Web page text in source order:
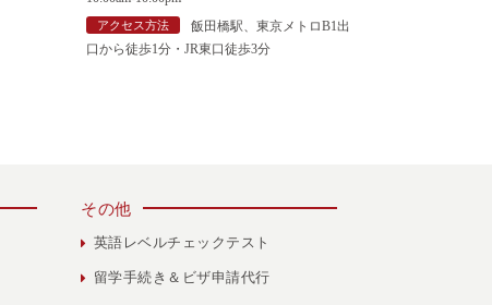
アクセス方法
飯田橋駅、東京メトロB1出
口から徒歩1分・JR東口徒歩3分
その他
英語レベルチェックテスト
留学手続き＆ビザ申請代行